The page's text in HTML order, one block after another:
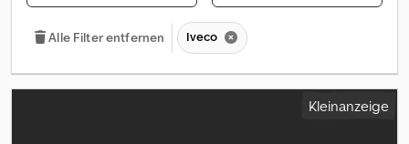
Alle Filter entfernen Iveco
Kleinanzeige